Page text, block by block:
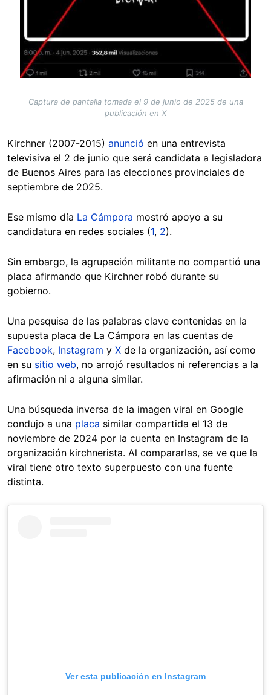
Captura de pantalla tomada el 9 de junio de 2025 de una
publicación en X
Kirchner (2007-2015) anunció en una entrevista
televisiva el 2 de junio que será candidata a legisladora
de Buenos Aires para las elecciones provinciales de
septiembre de 2025.
Ese mismo día La Cámpora mostró apoyo a su
candidatura en redes sociales (1, 2).
Sin embargo, la agrupación militante no compartió una
placa afirmando que Kirchner robó durante su
gobierno.
Una pesquisa de las palabras clave contenidas en la
supuesta placa de La Cámpora en las cuentas de
Facebook, Instagram y X de la organización, así como
en su sitio web, no arrojó resultados ni referencias a la
afirmación ni a alguna similar.
Una búsqueda inversa de la imagen viral en Google
condujo a una placa similar compartida el 13 de
noviembre de 2024 por la cuenta en Instagram de la
organización kirchnerista. Al compararlas, se ve que la
viral tiene otro texto superpuesto con una fuente
distinta.
Ver esta publicación en Instagram